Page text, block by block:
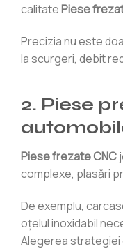
calitatePiese
Precizia nu este
la scurgeri, debit
2. Piese
Piese frezate CNC
complexe, plasări
De exemplu,
oțelul inoxidabil
Alegerea